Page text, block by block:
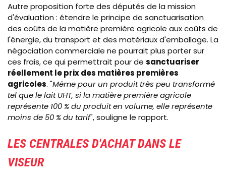
Autre proposition forte des députés de la mission
d'évaluation : étendre le principe de sanctuarisation
des coûts de la matière première agricole aux coûts de
l'énergie, du transport et des matériaux d'emballage. La
négociation commerciale ne pourrait plus porter sur
ces frais, ce qui permettrait pour de sanctuariser
réellement le prix des matières premières
agricoles. "Même pour un produit très peu transformé
tel que le lait UHT, si la matière première agricole
représente 100 % du produit en volume, elle représente
moins de 50 % du tarif", souligne le rapport.
LES CENTRALES D'ACHAT DANS LE
VISEUR